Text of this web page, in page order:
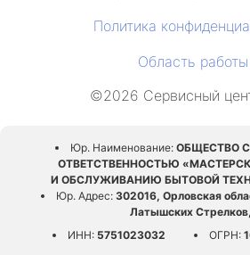
Политика
Область работы
©2026 Сервисный
Юр. Наименование: ОБЩЕСТВО
ОТВЕТСТВЕННОСТЬЮ
И ОБСЛУЖИВАНИЮ БЫТОВОЙ
Юр. Адрес: 302016, Орловская
Латышских
ИНН:5751023032 ОГРН: